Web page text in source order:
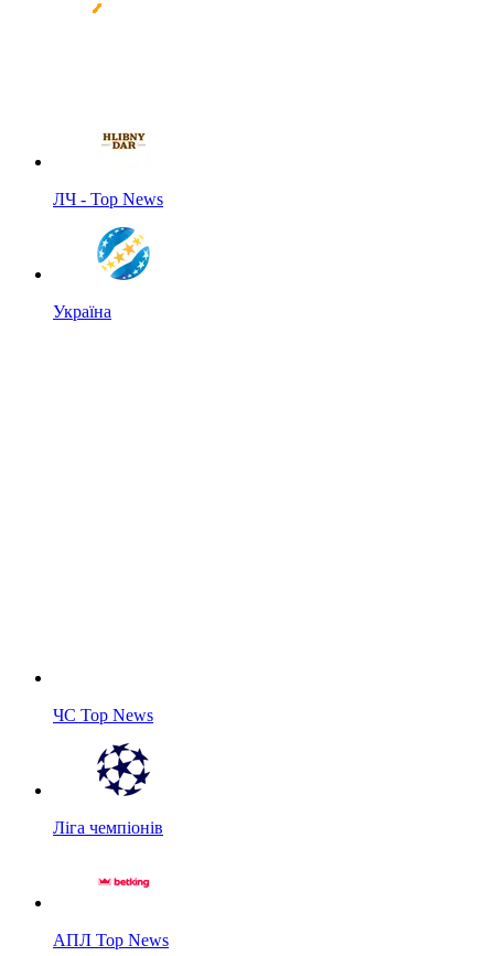
ЛЧ - Top News
Україна
ЧС Top News
Ліга чемпіонів
АПЛ Top News